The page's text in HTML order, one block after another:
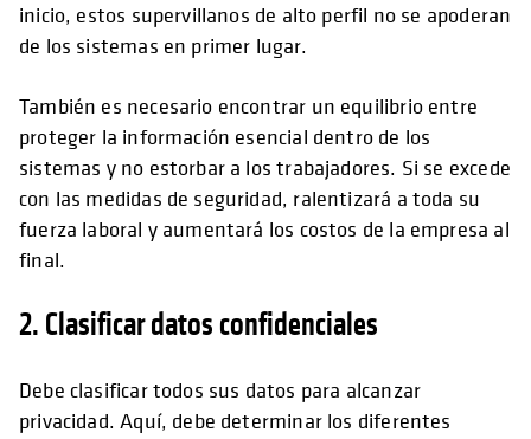
inicio, estos supervillanos de alto perfil no se apoderan
de los sistemas en primer lugar.
También es necesario encontrar un equilibrio entre
proteger la información esencial dentro de los
sistemas y no estorbar a los trabajadores. Si se excede
con las medidas de seguridad, ralentizará a toda su
fuerza laboral y aumentará los costos de la empresa al
final.
2. Clasificar datos confidenciales
Debe clasificar todos sus datos para alcanzar
privacidad. Aquí, debe determinar los diferentes